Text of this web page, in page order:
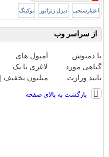
اعتبارسنجی دیزل ژنراتور بوکینگ
از سراسر وب
با دمنوش
گیاهی مورد
تایید وزارت
بهداشت کبدت
رو پاکسازی
آمپول های
لاغری با یک
میلیون تخفیف |
داروخانه های
بازگشت به بالای صفحه